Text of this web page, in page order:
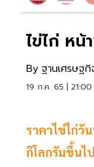
ไข่ไก่ หน้
By ฐานเศรษฐ
19 ก.ค. 65 | 21:00
ราคาไข่ไก่วั
กิโลกรัมขึ้นไ